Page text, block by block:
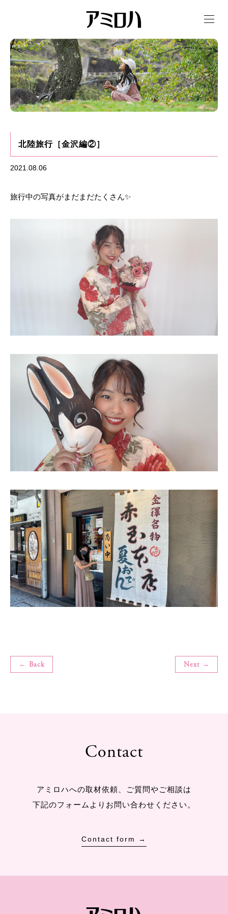
t
g
l
e
n
a
v
i
g
a
t
北陸旅行［金沢編②］
2021.08.06
旅行中の写真がまだまだたくさん✨
← Back Next →
Contact
アミロハへの取材依頼、ご質問やご相談は
下記のフォームよりお問い合わせください。
Contact form →